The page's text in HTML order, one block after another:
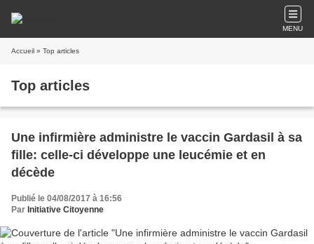
MENU
Accueil » Top articles
Top articles
Une infirmière administre le vaccin Gardasil à sa
fille: celle-ci développe une leucémie et en
décède
Publié le 04/08/2017 à 16:56
Par Initiative Citoyenne